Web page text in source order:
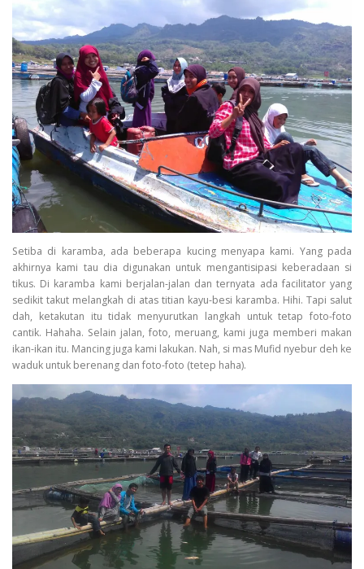
Setiba di karamba, ada beberapa kucing menyapa kami. Yang pada
akhirnya kami tau dia digunakan untuk mengantisipasi keberadaan si
tikus. Di karamba kami berjalan-jalan dan ternyata ada facilitator yang
sedikit takut melangkah di atas titian kayu-besi karamba. Hihi. Tapi salut
dah, ketakutan itu tidak menyurutkan langkah untuk tetap foto-foto
cantik. Hahaha. Selain jalan, foto, meruang, kami juga memberi makan
ikan-ikan itu. Mancing juga kami lakukan. Nah, si mas Mufid nyebur deh ke
waduk untuk berenang dan foto-foto (tetep haha).